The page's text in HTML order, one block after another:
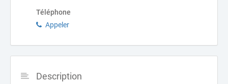
Téléphone
Appeler
Description